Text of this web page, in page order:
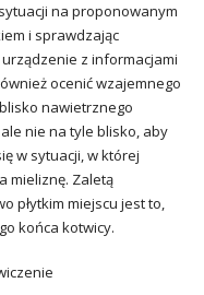
na proponowanym
i sprawdzając
z informacjami
ocenić wzajemnego
nawietrznego
nie na tyle blisko, aby
w sytuacji, w której
mieliznę. Zaletą
płytkim miejscu jest to,
końca kotwicy.